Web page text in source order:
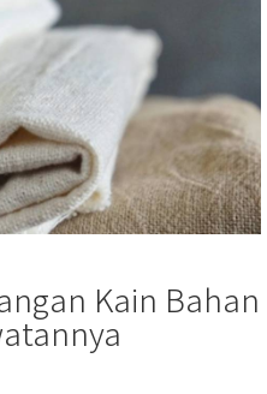
Kain Bahan